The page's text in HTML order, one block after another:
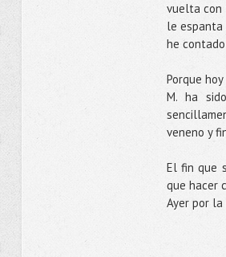
vuelta con
le espanta
he
Porque
M. ha
veneno y
El fin que
que hacer
Ayer por